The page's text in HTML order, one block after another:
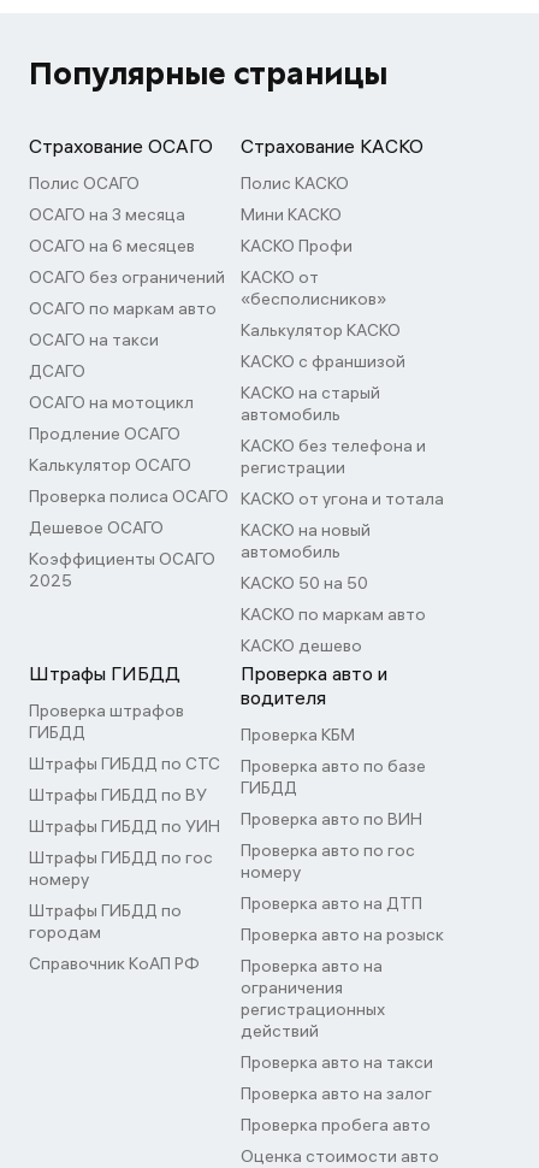
Популярные страницы
Страхование ОСАГО
Полис ОСАГО
ОСАГО на 3 месяца
ОСАГО на 6 месяцев
ОСАГО без ограничений
ОСАГО по маркам авто
ОСАГО на такси
ДСАГО
ОСАГО на мотоцикл
Продление ОСАГО
Калькулятор ОСАГО
Проверка полиса ОСАГО
Дешевое ОСАГО
Коэффициенты ОСАГО
2025
Страхование КАСКО
Полис КАСКО
Мини КАСКО
КАСКО Профи
КАСКО от
«бесполисников»
Калькулятор КАСКО
КАСКО с франшизой
КАСКО на старый
автомобиль
КАСКО без телефона и
регистрации
КАСКО от угона и тотала
КАСКО на новый
автомобиль
КАСКО 50 на 50
КАСКО по маркам авто
КАСКО дешево
Штрафы ГИБДД
Проверка штрафов
ГИБДД
Штрафы ГИБДД по СТС
Штрафы ГИБДД по ВУ
Штрафы ГИБДД по УИН
Штрафы ГИБДД по гос
номеру
Штрафы ГИБДД по
городам
Справочник КоАП РФ
Проверка авто и
водителя
Проверка КБМ
Проверка авто по базе
ГИБДД
Проверка авто по ВИН
Проверка авто по гос
номеру
Проверка авто на ДТП
Проверка авто на розыск
Проверка авто на
ограничения
регистрационных
действий
Проверка авто на такси
Проверка авто на залог
Проверка пробега авто
Оценка стоимости авто